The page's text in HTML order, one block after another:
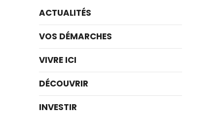
ACTUALITÉS
VOS DÉMARCHES
VIVRE ICI
DÉCOUVRIR
INVESTIR